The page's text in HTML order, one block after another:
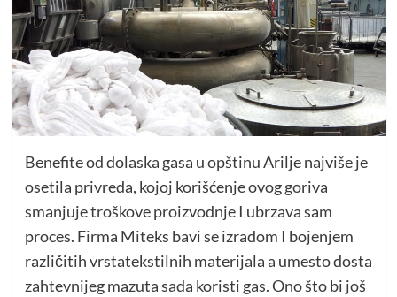
Benefite od dolaska gasa u opštinu Arilje najviše je
osetila privreda, kojoj korišćenje ovog goriva
smanjuje troškove proizvodnje I ubrzava sam
proces. Firma Miteks bavi se izradom I bojenjem
različitih vrstatekstilnih materijala a umesto dosta
zahtevnijeg mazuta sada koristi gas. Ono što bi još